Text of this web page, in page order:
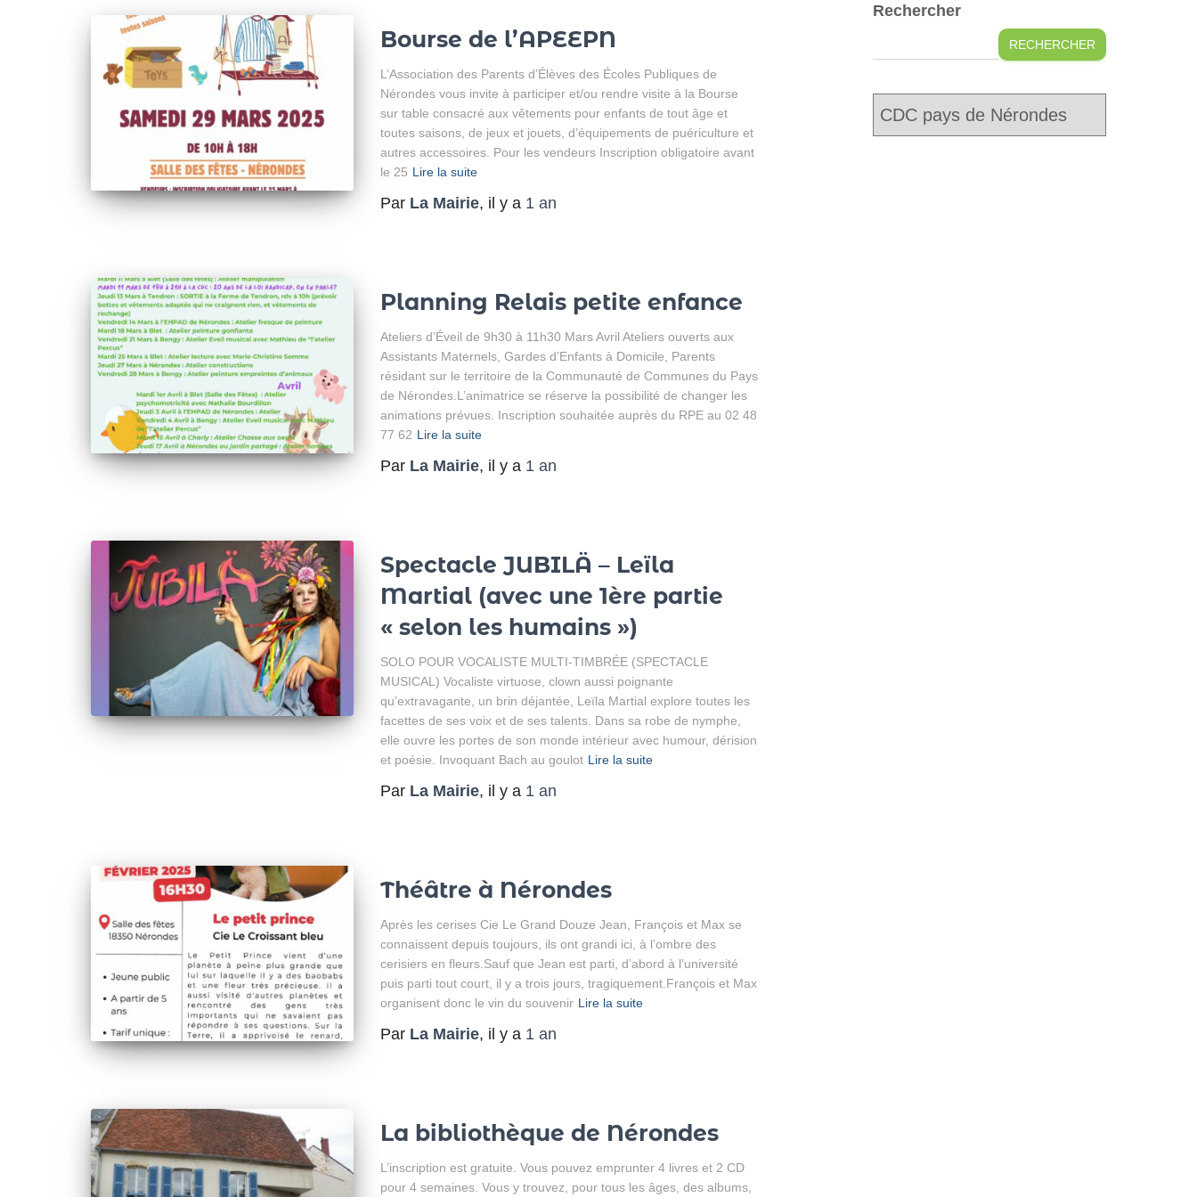
Bourse de l’APEEPN
L’Association des Parents d’Élèves des Écoles Publiques de
Nérondes vous invite à participer et/ou rendre visite à la Bourse
sur table consacré aux vêtements pour enfants de tout âge et
toutes saisons, de jeux et jouets, d’équipements de puériculture et
autres accessoires. Pour les vendeurs Inscription obligatoire avant
le 25 Lire la suite
Par La Mairie, il y a 1 an
Planning Relais petite enfance
Ateliers d’Éveil de 9h30 à 11h30 Mars Avril Ateliers ouverts aux
Assistants Maternels, Gardes d’Enfants à Domicile, Parents
résidant sur le territoire de la Communauté de Communes du Pays
de Nérondes.L’animatrice se réserve la possibilité de changer les
animations prévues. Inscription souhaitée auprès du RPE au 02 48
77 62 Lire la suite
Par La Mairie, il y a 1 an
Spectacle JUBILÄ – Leïla
Martial (avec une 1ère partie
« selon les humains »)
SOLO POUR VOCALISTE MULTI-TIMBRÉE (SPECTACLE
MUSICAL) Vocaliste virtuose, clown aussi poignante
qu’extravagante, un brin déjantée, Leïla Martial explore toutes les
facettes de ses voix et de ses talents. Dans sa robe de nymphe,
elle ouvre les portes de son monde intérieur avec humour, dérision
et poésie. Invoquant Bach au goulot Lire la suite
Par La Mairie, il y a 1 an
Théâtre à Nérondes
Après les cerises Cie Le Grand Douze Jean, François et Max se
connaissent depuis toujours, ils ont grandi ici, à l’ombre des
cerisiers en fleurs.Sauf que Jean est parti, d’abord à l’université
puis parti tout court, il y a trois jours, tragiquement.François et Max
organisent donc le vin du souvenir Lire la suite
Par La Mairie, il y a 1 an
La bibliothèque de Nérondes
L’inscription est gratuite. Vous pouvez emprunter 4 livres et 2 CD
pour 4 semaines. Vous y trouvez, pour tous les âges, des albums,
Rechercher
RECHERCHER